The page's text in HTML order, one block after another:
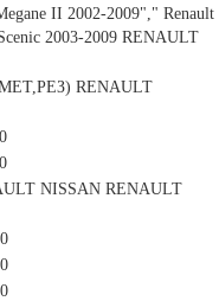
II 2002-2009"," Renault
2003-2009 RENAULT
RENAULT
NISSAN RENAULT